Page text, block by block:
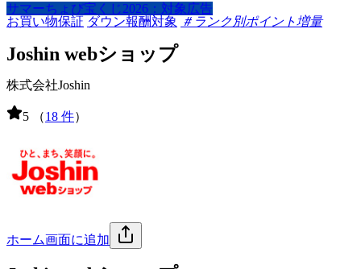
サマーちょび宝くじ2026：対象広告
お買い物保証 ダウン報酬対象 ＃ランク別ポイント増量
Joshin webショップ
株式会社Joshin
5 （18 件）
ホーム画面に追加